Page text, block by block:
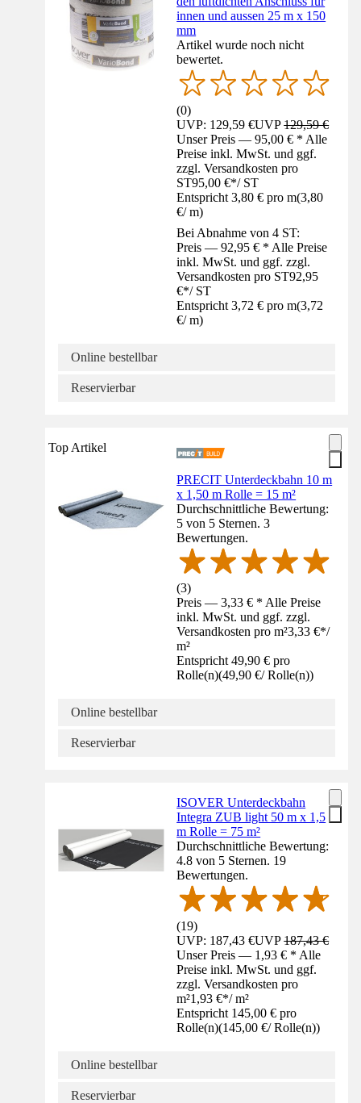
innen und aussen 25 m x 150
mm
Artikel wurde noch nicht
bewertet.
(0)
UVP: 129,59 €UVP129,59 €
Unser Preis — 95,00 € * Alle
Preise inkl. MwSt. und ggf.
zzgl. Versandkosten pro
ST95,00 €*/ ST
Entspricht 3,80 € pro m(3,80
€/ m)
Bei Abnahme von 4 ST:
Preis — 92,95 € * Alle Preise
inkl. MwSt. und ggf. zzgl.
Versandkosten pro ST92,95
€*/ ST
Entspricht 3,72 € pro m(3,72
€/ m)
Online bestellbar
Reservierbar
Top Artikel
PRECIT Unterdeckbahn 10 m
x 1,50 m Rolle = 15 m²
Durchschnittliche Bewertung:
5 von 5 Sternen. 3
Bewertungen.
(3)
Preis — 3,33 € * Alle Preise
inkl. MwSt. und ggf. zzgl.
Versandkosten pro m²3,33 €*/
m²
Entspricht 49,90 € pro
Rolle(n)(49,90 €/ Rolle(n))
Online bestellbar
Reservierbar
ISOVER Unterdeckbahn
Integra ZUB light 50 m x 1,5
m Rolle = 75 m²
Durchschnittliche Bewertung:
4.8 von 5 Sternen. 19
Bewertungen.
(19)
UVP: 187,43 €UVP187,43 €
Unser Preis — 1,93 € * Alle
Preise inkl. MwSt. und ggf.
zzgl. Versandkosten pro
m²1,93 €*/ m²
Entspricht 145,00 € pro
Rolle(n)(145,00 €/ Rolle(n))
Online bestellbar
Reservierbar